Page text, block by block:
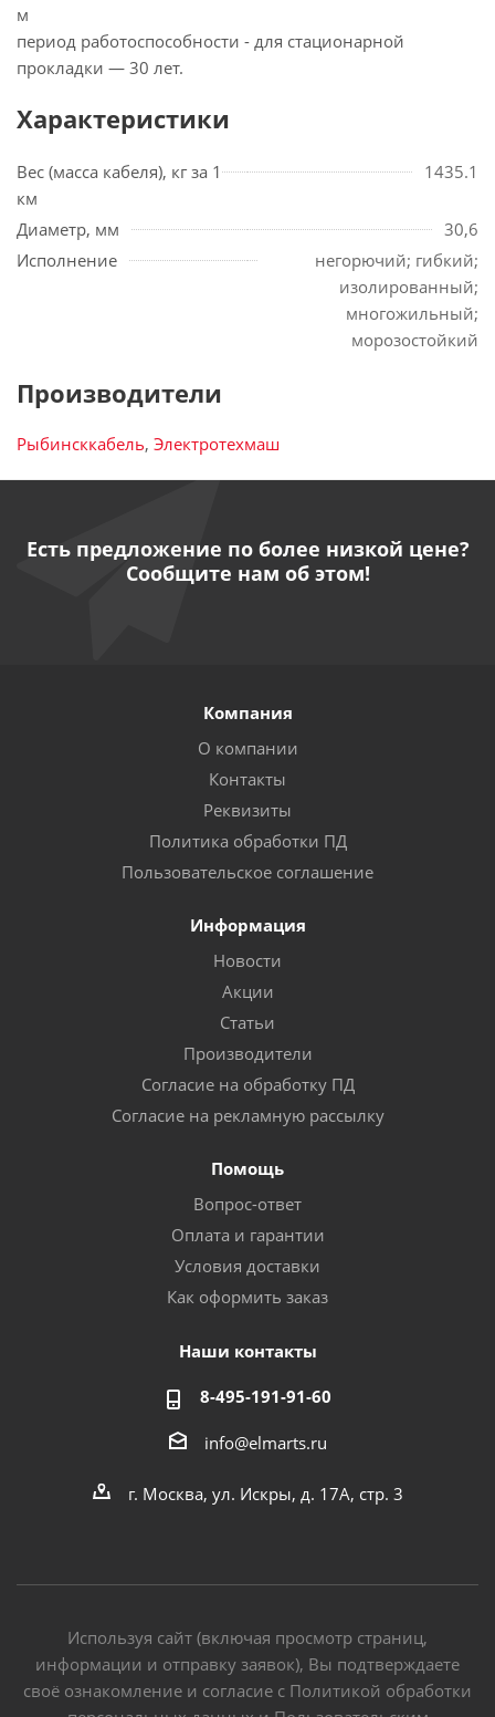
м
период работоспособности - для стационарной
прокладки — 30 лет.
Характеристики
Вес (масса кабеля), кг за 1
км
1435.1
Диаметр, мм
30,6
Исполнение
негорючий; гибкий;
изолированный;
многожильный;
морозостойкий
Производители
Рыбинсккабель, Электротехмаш
Есть предложение по более низкой цене?
Сообщите нам об этом!
Компания
О компании
Контакты
Реквизиты
Политика обработки ПД
Пользовательское соглашение
Информация
Новости
Акции
Статьи
Производители
Согласие на обработку ПД
Согласие на рекламную рассылку
Помощь
Вопрос-ответ
Оплата и гарантии
Условия доставки
Как оформить заказ
Наши контакты
8-495-191-91-60
info@elmarts.ru
г. Москва, ул. Искры, д. 17А, стр. 3
Используя сайт (включая просмотр страниц,
информации и отправку заявок), Вы подтверждаете
своё ознакомление и согласие с Политикой обработки